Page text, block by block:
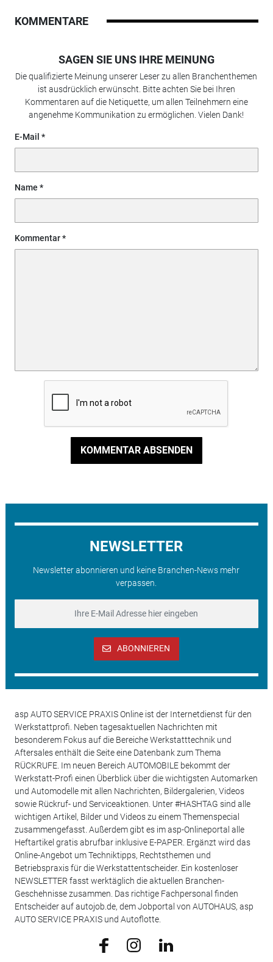
KOMMENTARE
SAGEN SIE UNS IHRE MEINUNG
Die qualifizierte Meinung unserer Leser zu allen Branchenthemen
ist ausdrücklich erwünscht. Bitte achten Sie bei Ihren
Kommentaren auf die Netiquette, um allen Teilnehmern eine
angenehme Kommunikation zu ermöglichen. Vielen Dank!
E-Mail
Name
Kommentar
KOMMENTAR ABSENDEN
NEWSLETTER
Newsletter abonnieren und keine Branchen-News mehr
verpassen.
ABONNIEREN
asp AUTO SERVICE PRAXIS Online ist der Internetdienst für den
Werkstattprofi. Neben tagesaktuellen Nachrichten mit
besonderem Fokus auf die Bereiche Werkstatttechnik und
Aftersales enthält die Seite eine Datenbank zum Thema
RÜCKRUFE. Im neuen Bereich AUTOMOBILE bekommt der
Werkstatt-Profi einen Überblick über die wichtigsten Automarken
und Automodelle mit allen Nachrichten, Bildergalerien, Videos
sowie Rückruf- und Serviceaktionen. Unter #HASHTAG sind alle
wichtigen Artikel, Bilder und Videos zu einem Themenspecial
zusammengefasst. Außerdem gibt es im asp-Onlineportal alle
Heftartikel gratis abrufbar inklusive E-PAPER. Ergänzt wird das
Online-Angebot um Techniktipps, Rechtsthemen und
Betriebspraxis für die Werkstattentscheider. Ein kostenloser
NEWSLETTER fasst werktäglich die aktuellen Branchen-
Geschehnisse zusammen. Das richtige Fachpersonal finden
Entscheider auf autojob.de, dem Jobportal von AUTOHAUS, asp
AUTO SERVICE PRAXIS und Autoflotte.